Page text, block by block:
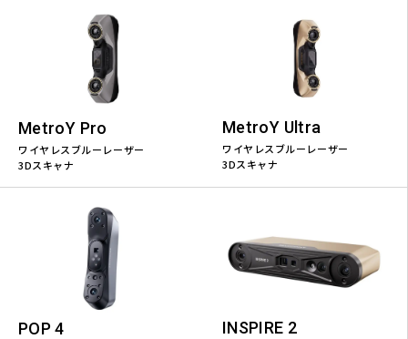
MetroY Pro
ワイヤレスブルーレーザー
3Dスキャナ
MetroY Ultra
ワイヤレスブルーレーザー
3Dスキャナ
POP 4 INSPIRE 2